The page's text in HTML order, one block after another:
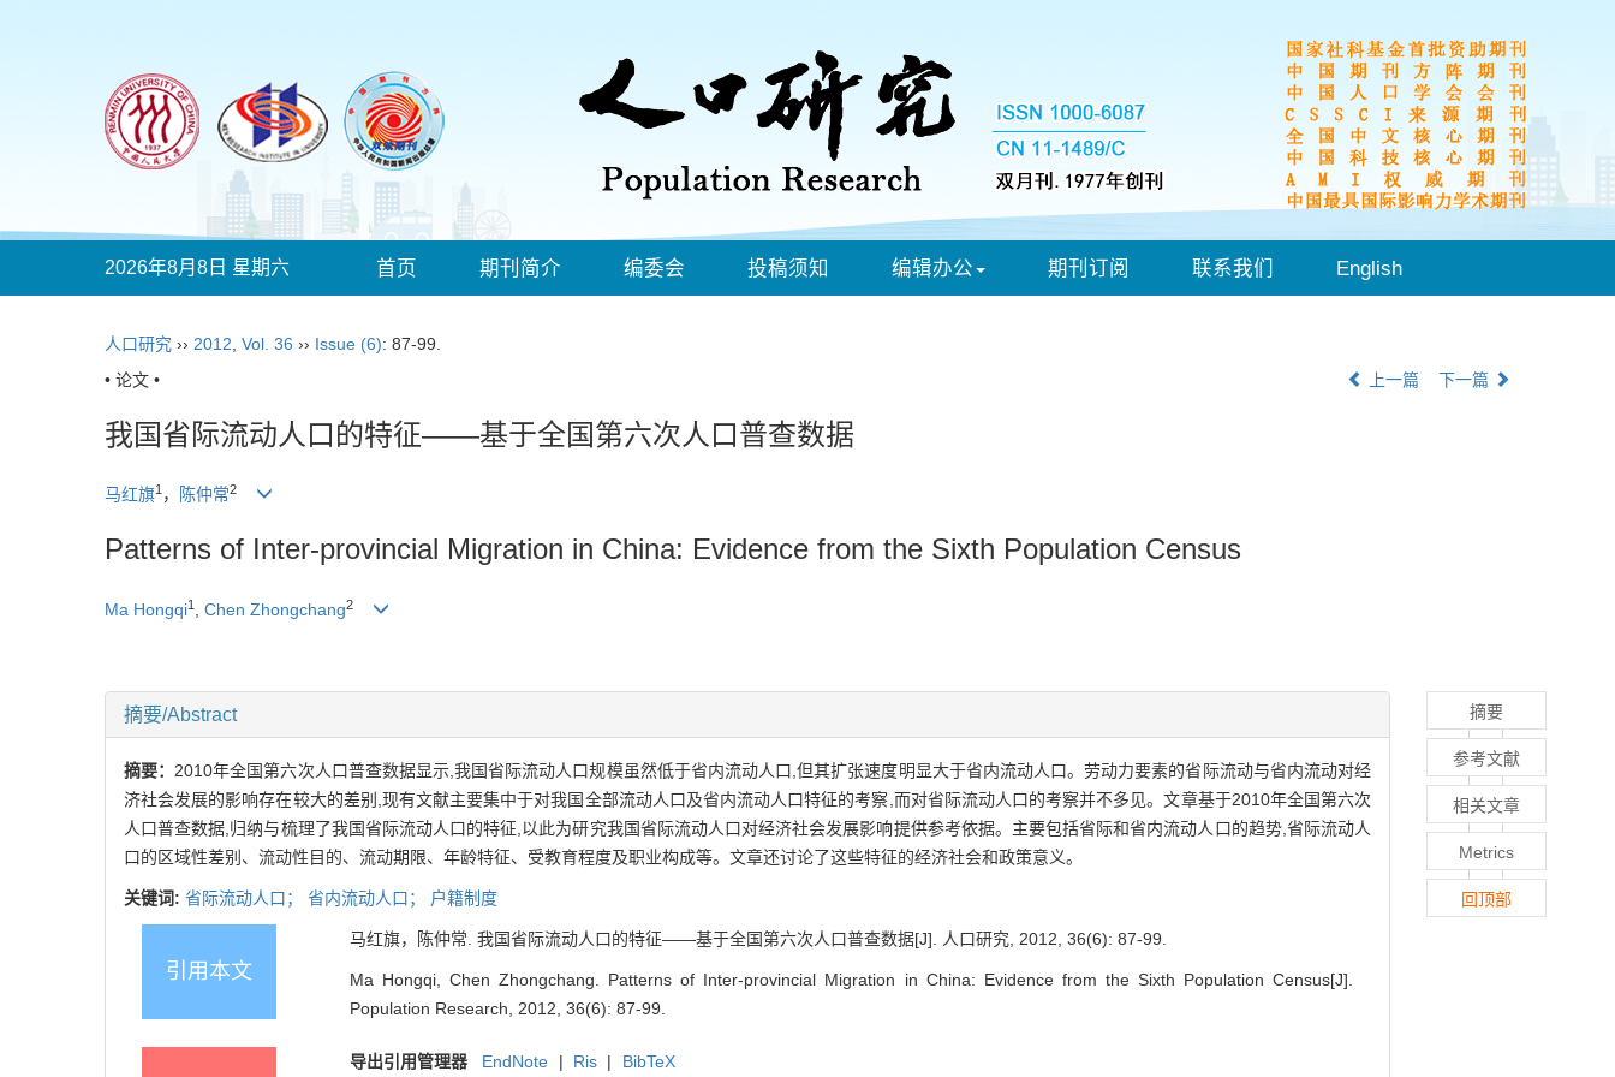
2026年8月8日 星期六 首页 期刊简介 编委会 投稿须知 编辑办公 期刊订阅 联系我们 English
人口研究 ›› 2012 Vol. 36 ›› Issue (6): 87-99.
• 论文 •
上一篇 下一篇
我国省际流动人口的特征——基于全国第六次人口普查数据
马红旗1 ， 陈仲常2
Patterns of Inter-provincial Migration in China: Evidence from the Sixth Population Census
Ma Hongqi1 Chen Zhongchang2
摘要/Abstract
摘要：2010年全国第六次人口普查数据显示,我国省际流动人口规模虽然低于省内流动人口,但其扩张速度明显大于省内流动人口。劳动力要素的省际流动与省内流动对经
济社会发展的影响存在较大的差别,现有文献主要集中于对我国全部流动人口及省内流动人口特征的考察,而对省际流动人口的考察并不多见。文章基于2010年全国第六次
人口普查数据,归纳与梳理了我国省际流动人口的特征,以此为研究我国省际流动人口对经济社会发展影响提供参考依据。主要包括省际和省内流动人口的趋势,省际流动人
口的区域性差别、流动性目的、流动期限、年龄特征、受教育程度及职业构成等。文章还讨论了这些特征的经济社会和政策意义。
关键词: 省际流动人口； 省内流动人口； 户籍制度
引用本文
马红旗，陈仲常. 我国省际流动人口的特征——基于全国第六次人口普查数据[J]. 人口研究, 2012, 36(6): 87-99.
Ma Hongqi, Chen Zhongchang. Patterns of Inter-provincial Migration in China: Evidence from the Sixth Population Census[J].
Population Research, 2012, 36(6): 87-99.
导出引用管理器 EndNote | Ris | BibTeX
摘要
参考文献
相关文章
Metrics
回顶部